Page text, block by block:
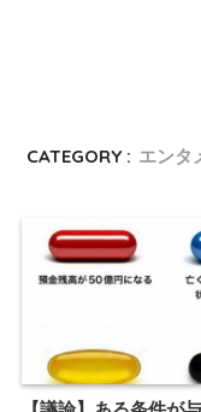
CATEGORY : エンタ